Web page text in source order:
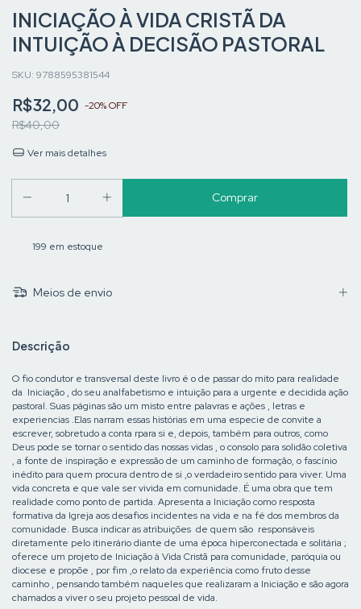
INICIAÇÃO À VIDA CRISTÃ DA
INTUIÇÃO À DECISÃO PASTORAL
SKU: 9788595381544
R$32,00 -20%OFF
R$40,00
Ver mais detalhes
199 em estoque
Meios de envio
Descrição
O fio condutor e transversal deste livro é o de passar do mito para realidade
da Iniciação , do seu analfabetismo e intuição para a urgente e decidida ação
pastoral. Suas páginas são um misto entre palavras e ações , letras e
experiencias .Elas narram essas histórias em uma especie de convite a
escrever, sobretudo a conta rpara si e, depois, também para outros, como
Deus pode se tornar o sentido das nossas vidas , o consolo para solidão coletiva
, a fonte de inspiração e expressão de um caminho de formação, o fascínio
inédito para quem procura dentro de si ,o verdadeiro sentido para viver. Uma
vida concreta e que vale ser vivida em comunidade. É uma obra que tem
realidade como ponto de partida. Apresenta a Iniciação como resposta
formativa da Igreja aos desafios incidentes na vida e na fé dos membros da
comunidade. Busca indicar as atribuições de quem são responsáveis
diretamente pelo itinerário diante de uma época hiperconectada e solitária ;
oferece um projeto de Iniciação à Vida Cristã para comunidade, paróquia ou
diocese e propõe , por fim ,o relato da experiência como fruto desse
caminho , pensando também naqueles que realizaram a Iniciação e são agora
chamados a viver o seu projeto pessoal de vida.